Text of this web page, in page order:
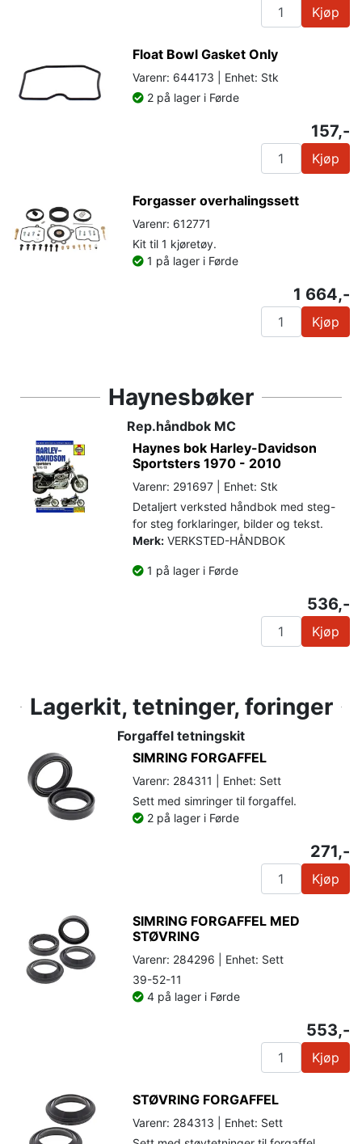
Kjøp
Float Bowl Gasket Only
Varenr: 644173 | Enhet: Stk
2 på lager i Førde
157,-
Kjøp
Forgasser overhalingssett
Varenr: 612771
Kit til 1 kjøretøy.
1 på lager i Førde
1 664,-
Kjøp
Haynesbøker
Rep.håndbok MC
Haynes bok Harley-Davidson
Sportsters 1970 - 2010
Varenr: 291697 | Enhet: Stk
Detaljert verksted håndbok med steg-
for steg forklaringer, bilder og tekst.
Merk: VERKSTED-HÅNDBOK
1 på lager i Førde
536,-
Kjøp
Lagerkit, tetninger, foringer
Forgaffel tetningskit
SIMRING FORGAFFEL
Varenr: 284311 | Enhet: Sett
Sett med simringer til forgaffel.
2 på lager i Førde
271,-
Kjøp
SIMRING FORGAFFEL MED
STØVRING
Varenr: 284296 | Enhet: Sett
39-52-11
4 på lager i Førde
553,-
Kjøp
STØVRING FORGAFFEL
Varenr: 284313 | Enhet: Sett